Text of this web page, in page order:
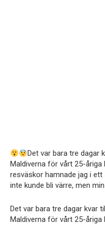
Det var bara tre dagar
Maldiverna för vårt 25-
resväskor hamnade jag i
inte kunde bli värre, men
Det var bara tre dagar kvar
Maldiverna för vårt 25-